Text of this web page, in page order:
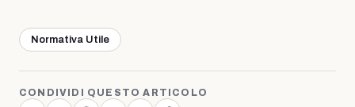
Normativa Utile
CONDIVIDI QUESTO ARTICOLO